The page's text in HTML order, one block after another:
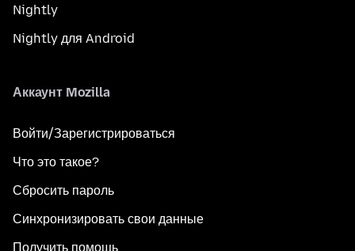
Nightly
Nightly для Android
Аккаунт Mozilla
Войти/Зарегистрироваться
Что это такое?
Сбросить пароль
Синхронизировать свои данные
Получить помощь